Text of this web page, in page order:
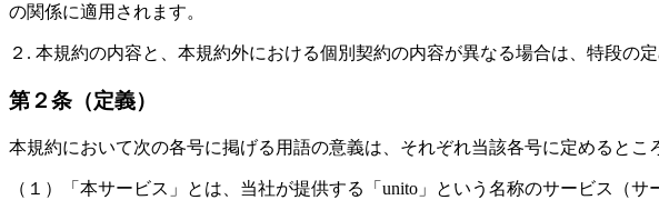
の関係に適用されます。
２. 本規約の内容と、本規約外における個別契約の内容が異なる場合は、特段の
第２条（定義）
本規約において次の各号に掲げる用語の意義は、それぞれ当該各号に定めるとこ
（１）「本サービス」とは、当社が提供する「unito」という名称のサービス（